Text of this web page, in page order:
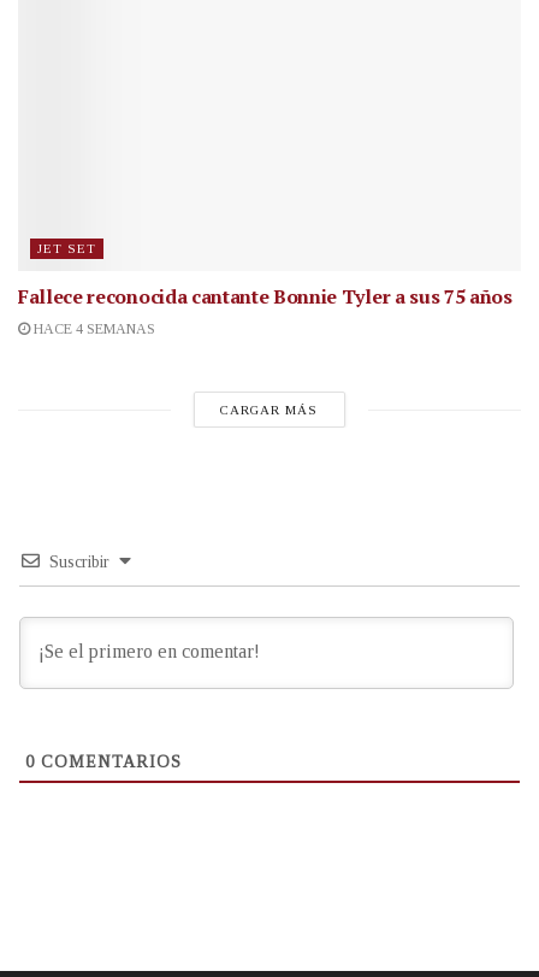
JET SET
Fallece reconocida cantanteBonnie Tyler a sus 75 años
HACE 4 SEMANAS
CARGAR MÁS
Suscribir
0 COMENTARIOS